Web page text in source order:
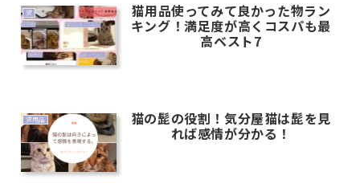
猫 猫用品使ってみて良かった物ラン
キング！満足度が高くコスパも最
高ベスト7
猫用品 猫の髭の役割！気分屋猫は髭を見
れば感情が分かる！